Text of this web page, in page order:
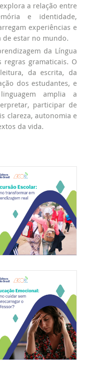
a relação entre
e identidade,
experiências e
estar no mundo.
da Língua
gramaticais. O
da escrita, da
dos estudantes, e
amplia a
participar de
clareza, autonomia e
da vida.